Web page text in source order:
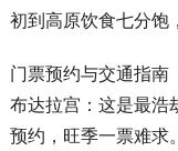
初到高原饮食七分饱
门票预约与交通指南
布达拉宫：这是最浩
预约，旺季一票难求